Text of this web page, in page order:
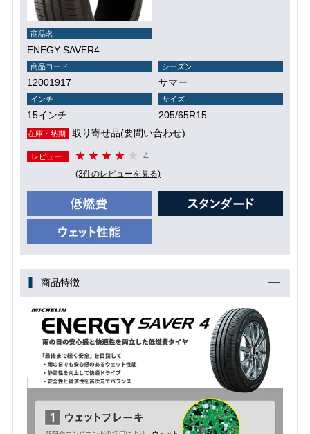
商品名
ENEGY SAVER4
商品コード
12001917
シーズン
サマー
インチ
15インチ
サイズ
205/65R15
在庫・納期 取り寄せ品(要問い合わせ)
レビュー 4
(3件のレビューを見る)
商品特徴